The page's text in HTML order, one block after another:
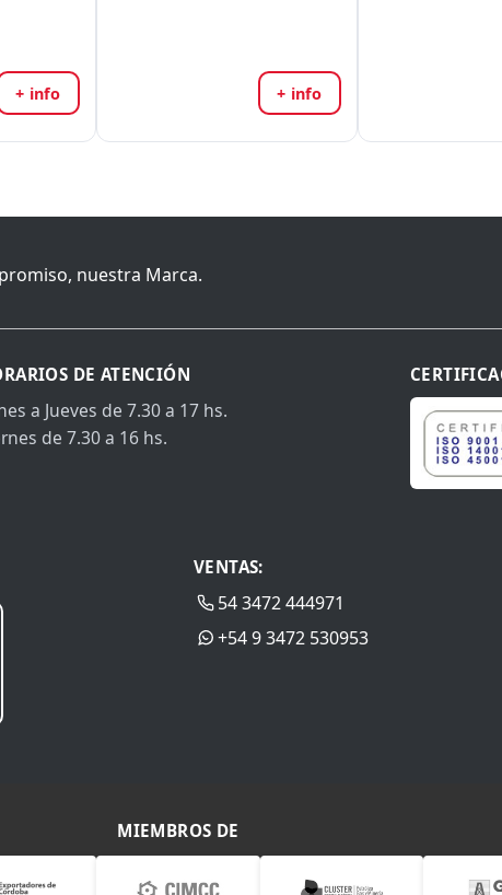
+ info + info
nuestra Marca.
DE ATENCIÓN
a Jueves de 7.30 a 17 hs.
de 7.30 a 16 hs.
VENTAS:
54 3472 444971
+54 9 3472 530953
MIEMBROS DE